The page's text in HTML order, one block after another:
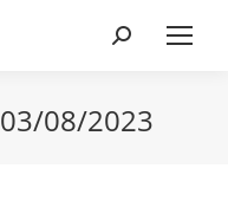
Search:
03/08/2023